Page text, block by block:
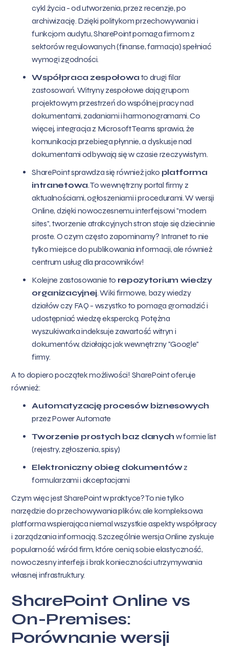
cykl życia - od utworzenia, przez recenzje, po
archiwizację. Dzięki politykom przechowywania i
funkcjom audytu, SharePoint pomaga firmom z
sektorów regulowanych (finanse, farmacja) spełniać
wymogi zgodności.
Współpraca zespołowa to drugi filar
zastosowań. Witryny zespołowe dają grupom
projektowym przestrzeń do wspólnej pracy nad
dokumentami, zadaniami i harmonogramami. Co
więcej, integracja z Microsoft Teams sprawia, że
komunikacja przebiega płynnie, a dyskusje nad
dokumentami odbywają się w czasie rzeczywistym.
SharePoint sprawdza się również jako platforma
intranetowa. To wewnętrzny portal firmy z
aktualnościami, ogłoszeniami i procedurami. W wersji
Online, dzięki nowoczesnemu interfejsowi "modern
sites", tworzenie atrakcyjnych stron staje się dziecinnie
proste. O czym często zapominamy? Intranet to nie
tylko miejsce do publikowania informacji, ale również
centrum usług dla pracowników!
Kolejne zastosowanie to repozytorium wiedzy
organizacyjnej. Wiki firmowe, bazy wiedzy
działów czy FAQ - wszystko to pomaga gromadzić i
udostępniać wiedzę ekspercką. Potężna
wyszukiwarka indeksuje zawartość witryn i
dokumentów, działając jak wewnętrzny "Google"
firmy.
A to dopiero początek możliwości! SharePoint oferuje
również:
Automatyzację procesów biznesowych
przez Power Automate
Tworzenie prostych baz danych w formie list
(rejestry, zgłoszenia, spisy)
Elektroniczny obieg dokumentówz
formularzami i akceptacjami
Czym więc jest SharePoint w praktyce? To nie tylko
narzędzie do przechowywania plików, ale kompleksowa
platforma wspierająca niemal wszystkie aspekty współpracy
i zarządzania informacją. Szczególnie wersja Online zyskuje
popularność wśród firm, które cenią sobie elastyczność,
nowoczesny interfejs i brak konieczności utrzymywania
własnej infrastruktury.
SharePoint Online vs
On-Premises:
Porównanie wersji